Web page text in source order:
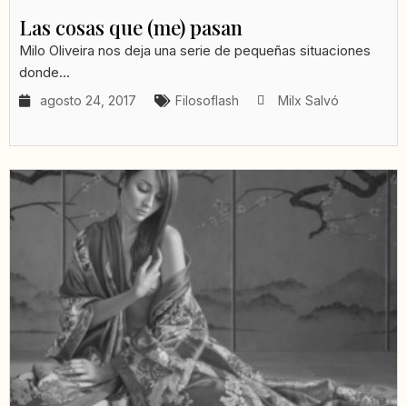
Las cosas que (me) pasan
Milo Oliveira nos deja una serie de pequeñas situaciones
donde...
agosto 24, 2017 Filosoflash Milx Salvó